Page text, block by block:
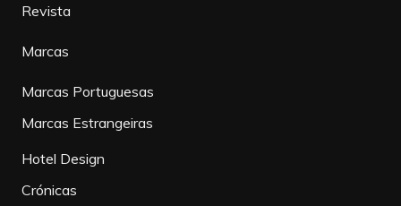
Revista
Marcas
Marcas Portuguesas
Marcas Estrangeiras
Hotel Design
Crónicas